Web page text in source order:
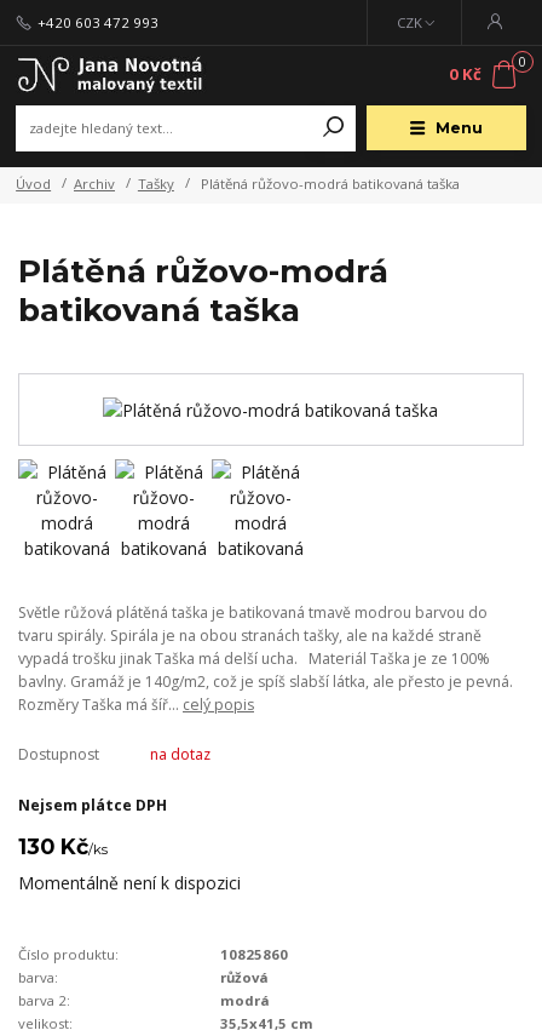
Menu
CZK
+420 603 472 993
0
0 Kč
Úvod Archiv Tašky Plátěná růžovo-modrá batikovaná taška
Plátěná růžovo-modrá
batikovaná taška
Světle růžová plátěná taška je batikovaná tmavě modrou barvou do
tvaru spirály. Spirála je na obou stranách tašky, ale na každé straně
vypadá trošku jinak Taška má delší ucha. Materiál Taška je ze 100%
bavlny. Gramáž je 140g/m2, což je spíš slabší látka, ale přesto je pevná.
Rozměry Taška má šíř... celý popis
Dostupnost na dotaz
Nejsem plátce DPH
130 Kč/ks
Momentálně není k dispozici
Číslo produktu:
10825860
barva:
růžová
barva 2:
modrá
velikost:
35,5x41,5 cm